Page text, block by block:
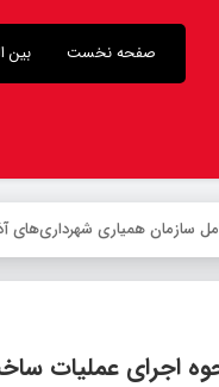
صفحه نخست بین
اجرای